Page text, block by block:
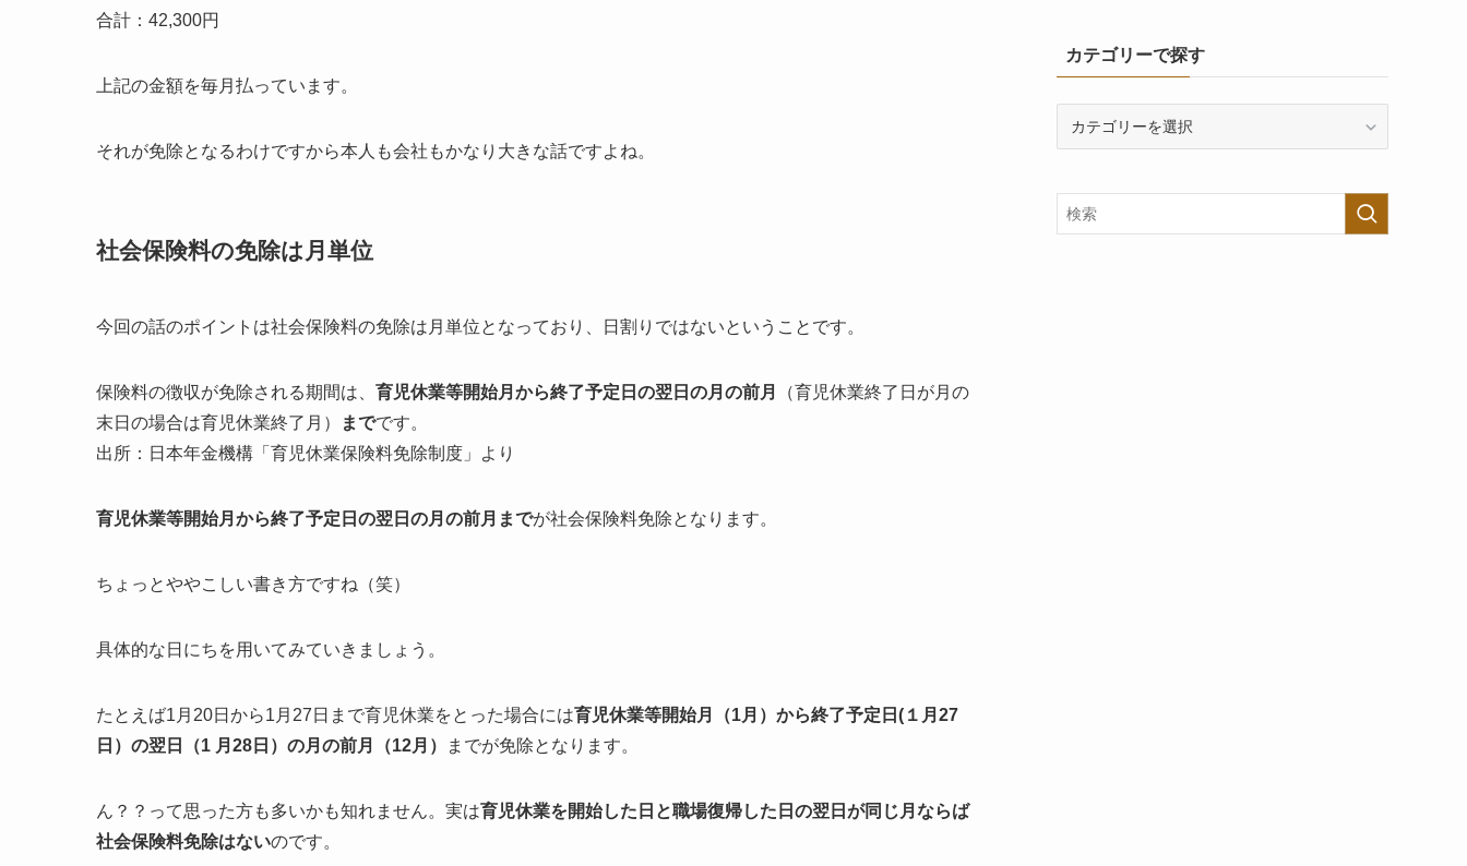
合計：42,300円
上記の金額を毎月払っています。
それが免除となるわけですから本人も会社もかなり大きな話ですよね。
社会保険料の免除は月単位
今回の話のポイントは社会保険料の免除は月単位となっており、日割りではないということです。
保険料の徴収が免除される期間は、 育児休業等開始月から終了予定日の翌日の月の前月
（育児休業終了日が月の
末日の場合は育児休業終了月）
までです。
出所：日本年金機構「育児休業保険料免除制度」より
育児休業等開始月から終了予定日の翌日の月の前月までが社会保険料免除となります。
ちょっとややこしい書き方ですね（笑）
具体的な日にちを用いてみていきましょう。
たとえば1月20日から1月27日まで育児休業をとった場合には育児休業等開始月（1月）から終了予定日(１月27
日）の翌日（1 月28日） の月の前月（12月） までが免除となります。
ん？？って思った方も多いかも知れません。実は育児休業を開始した日と職場復帰した日の翌日が同じ月ならば
社会保険料免除はないのです。
カテゴリーで探す
ー
で